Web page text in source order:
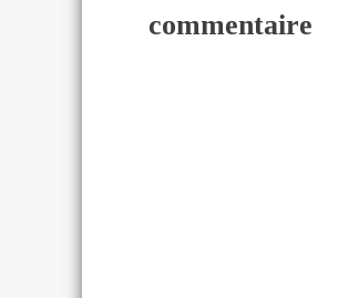
commentaire